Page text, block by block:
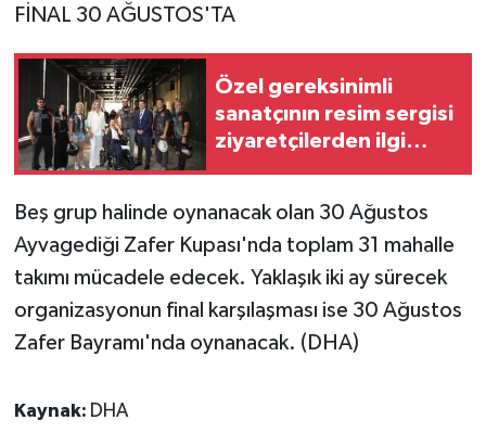
FİNAL 30 AĞUSTOS'TA
Özel gereksinimli
sanatçının resim sergisi
ziyaretçilerden ilgi
Beş grup halinde oynanacak olan 30 Ağustos
Ayvagediği Zafer Kupası'nda toplam 31 mahalle
takımı mücadele edecek. Yaklaşık iki ay sürecek
organizasyonun final karşılaşması ise 30 Ağustos
Zafer Bayramı'nda oynanacak. (DHA)
Kaynak: DHA